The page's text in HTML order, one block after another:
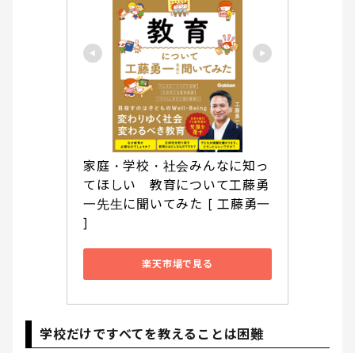
家庭・学校・社会みんなに知っ
てほしい　教育について工藤勇
一先生に聞いてみた [ 工藤勇一
]
楽天市場で見る
学校だけですべてを教えることは困難